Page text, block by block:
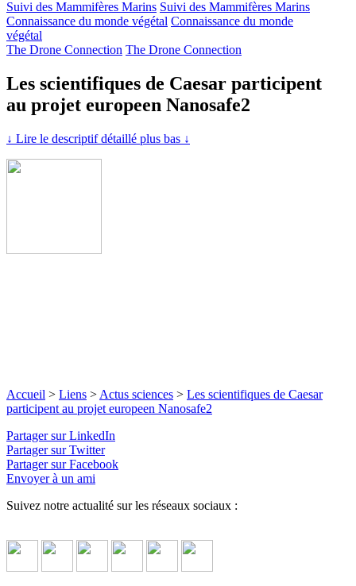
Suivi des Mammifères Marins Suivi des Mammifères Marins
Connaissance du monde végétal Connaissance du monde
végétal
The Drone Connection The Drone Connection
Les scientifiques de Caesar participent
au projet europeen Nanosafe2
↓ Lire le descriptif détaillé plus bas ↓
Accueil > Liens > Actus sciences > Les scientifiques de Caesar
participent au projet europeen Nanosafe2
Partager sur LinkedIn
Partager sur Twitter
Partager sur Facebook
Envoyer à un ami
Suivez notre actualité sur les réseaux sociaux :